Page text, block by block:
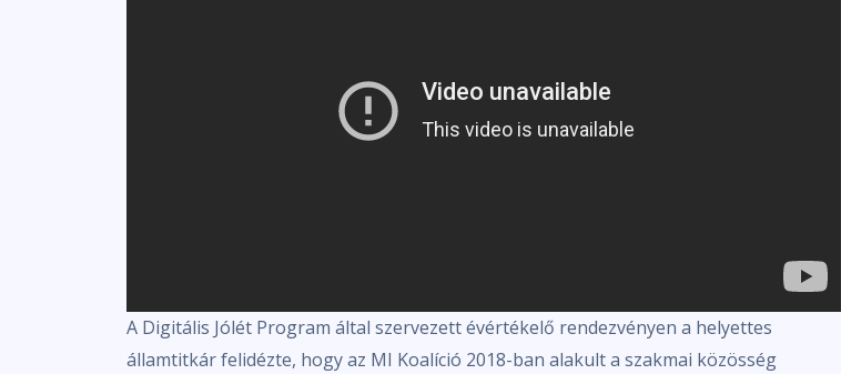
A Digitális Jólét Program által szervezett évértékelő rendezvényen a helyettes
államtitkár felidézte, hogy az MI Koalíció 2018-ban alakult a szakmai közösség